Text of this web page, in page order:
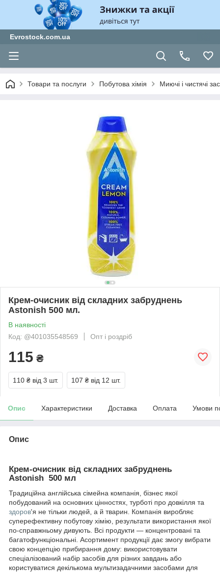
Evrostock.com.ua
Товари та послуги Побутова хімія Миючі і чистячі
Крем-очисник від складних забруднень
Astonish 500 мл.
В наявності
Код: @401035548569
Опт і роздріб
115 ₴
110 ₴ від 3 шт. 107 ₴ від 12 шт.
Опис Характеристики Доставка Оплата Умови
Опис
Крем-очисник від складних забруднень
Astonish 500 мл
Традиційна англійська сімейна компанія, бізнес якої
побудований на основних цінностях, турботі про довкілля та
здоров'я не тільки людей, а й тварин. Компанія виробляє
суперефективну побутову хімію, результати використання якої
по-справжньому дивують. Всі продукти — концентровані та
багатофункціональні. Асортимент продукції дає змогу вибрати
свою концепцію прибирання дому: використовувати
спеціалізований набір засобів для різних завдань або
користуватися декількома мультизадачними засобами для